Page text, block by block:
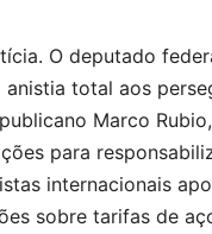
O deputado
anistia total aos
Marco
para
internacionais
sobre tarifas de